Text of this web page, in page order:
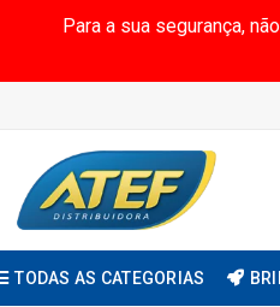
Para a sua segurança,
TODAS AS CATEGORIAS